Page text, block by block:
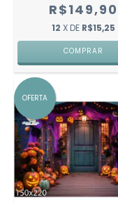
R$149,90
12 X DE R$15,25
COMPRAR
OFERTA